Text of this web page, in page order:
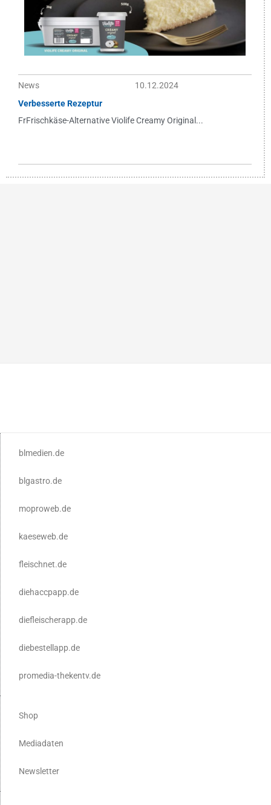
News
10.12.2024
Verbesserte Rezeptur
FrFrischkäse-Alternative Violife Creamy Original...
blmedien.de
blgastro.de
moproweb.de
kaeseweb.de
fleischnet.de
diehaccpapp.de
diefleischerapp.de
diebestellapp.de
promedia-thekentv.de
Shop
Mediadaten
Newsletter